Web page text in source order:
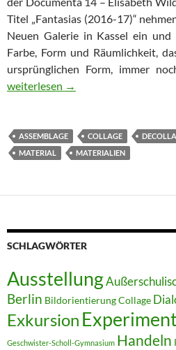
Titel „Fantasias (2016-17)“
Neuen Galerie in Kassel ein
Farbe, Form und Räumlichkeit,
ursprünglichen Form, immer
COLLAGIEREN
weiterlesen →
ASSEMBLAGE COLLAGE
MATERIAL
MATERIALIEN
SCHLAGWÖRTER
Ausstellung
Berlin BildorientierungCollage
Exkursion
Geschwister-Scholl-Gymnasium Handeln